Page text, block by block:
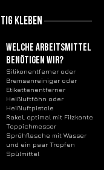
kleben
Welche Arbeitsmittel
benötigen wir?
Silikonentferner oder
Bremsenreiniger oder
Etikettenentferner
Heißluftföhn oder
Heißluftpistole
Rakel, optimal mit Filzkante
Teppichmesser
Sprühflasche mit Wasser
und ein paar Tropfen
Spülmittel